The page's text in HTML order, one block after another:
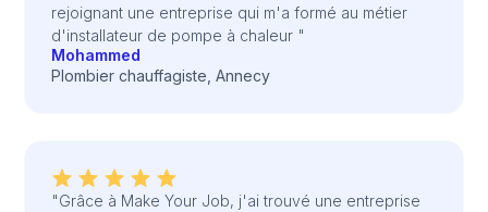
rejoignant une entreprise qui m'a formé au métier
d'installateur de pompe à chaleur "
Mohammed
Plombier chauffagiste, Annecy
"Grâce à Make Your Job, j'ai trouvé une entreprise